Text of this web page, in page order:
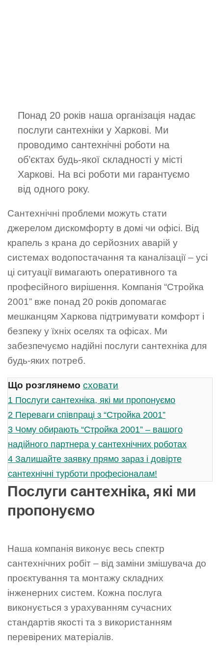
Понад 20 років наша організація надає
послуги сантехніки у Харкові. Ми
проводимо сантехнічні роботи на
об’єктах будь-якої складності у місті
Харкові. На всі роботи ми гарантуємо
від одного року.
Сантехнічні проблеми можуть стати
джерелом дискомфорту в домі чи офісі. Від
крапель з крана до серйозних аварій у
системах водопостачання та каналізації – усі
ці ситуації вимагають оперативного та
професійного вирішення. Компанія “Стройка
2001” вже понад 20 років допомагає
мешканцям Харкова підтримувати комфорт і
безпеку у їхніх оселях та офісах. Ми
забезпечуємо надійні послуги сантехніка для
будь-яких потреб.
Що розглянемо сховати
1 Послуги сантехніка, які ми пропонуємо
2 Переваги співпраці з “Стройка 2001”
3 Чому обирають “Стройка 2001” – вашого
надійного партнера у сантехнічних роботах
4 Залишайте заявку прямо зараз і довірте
сантехнічні турботи професіоналам!
Послуги сантехніка, які ми
пропонуємо
Наша компанія виконує весь спектр
сантехнічних робіт – від заміни змішувача до
проєктування та монтажу складних
інженерних систем. Кожна послуга
виконується з урахуванням сучасних
стандартів якості та з використанням
перевірених матеріалів.